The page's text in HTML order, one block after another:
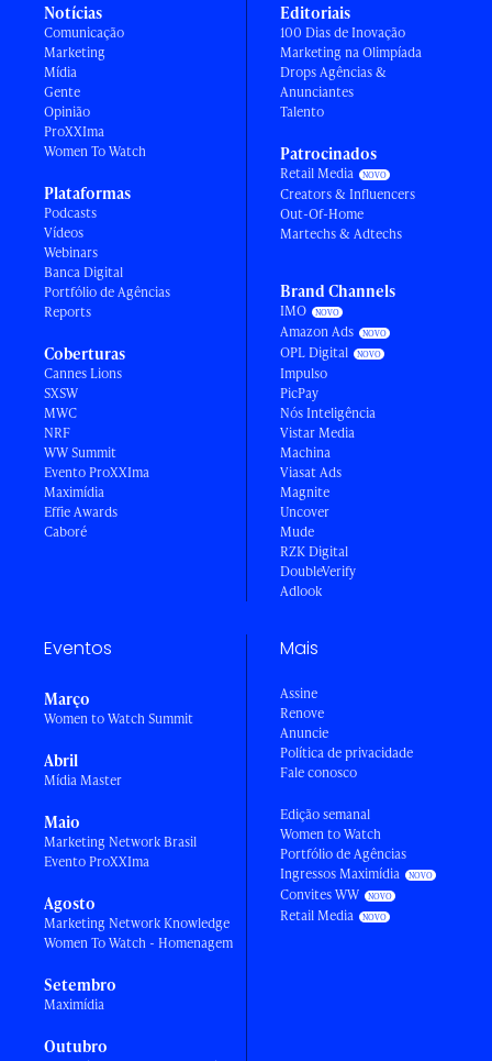
Notícias
Comunicação
Marketing
Mídia
Gente
Opinião
ProXXIma
Women To Watch
Plataformas
Podcasts
Vídeos
Webinars
Banca Digital
Portfólio de Agências
Reports
Coberturas
Cannes Lions
SXSW
MWC
NRF
WW Summit
Evento ProXXIma
Maximídia
Effie Awards
Caboré
Editoriais
100 Dias de Inovação
Marketing na Olimpíada
Drops Agências &
Anunciantes
Talento
Patrocinados
Retail Media
Creators & Influencers
Out-Of-Home
Martechs & Adtechs
Brand Channels
IMO
Amazon Ads
OPL Digital
Impulso
PicPay
Nós Inteligência
Vistar Media
Machina
Viasat Ads
Magnite
Uncover
Mude
RZK Digital
DoubleVerify
Adlook
Eventos
Março
Women to Watch Summit
Abril
Mídia Master
Maio
Marketing Network Brasil
Evento ProXXIma
Agosto
Marketing Network Knowledge
Women To Watch - Homenagem
Setembro
Maximídia
Outubro
Mais
Assine
Renove
Anuncie
Política de privacidade
Fale conosco
Edição semanal
Women to Watch
Portfólio de Agências
Ingressos Maximídia
Convites WW
Retail Media